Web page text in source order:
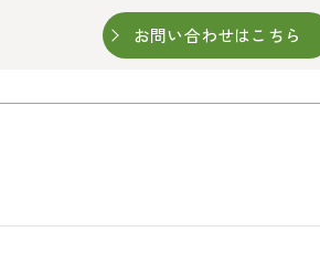
お問い合わせはこちら